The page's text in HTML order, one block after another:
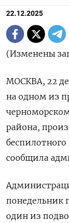
22.12.2025
(Изменены
МОСКВА, 22
на ⁠одном из
района,
⁠сообщила
понедельник
один ‌из